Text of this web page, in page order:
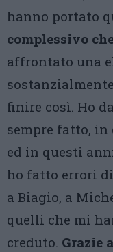
hanno portato
complessivo
affrontato una
finire così. Ho
sempre fatto, in
ed in questi
ho fatto errori
a Biagio, a
quelli che mi
creduto. Grazie